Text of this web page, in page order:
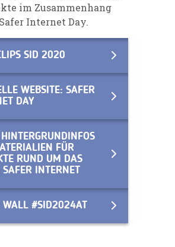
im Zusammenhang
Internet Day.
SID 2020
WEBSITE: SAFER
DAY
FÜR
RUND UM DAS
INTERNET
WALL #SID2024AT